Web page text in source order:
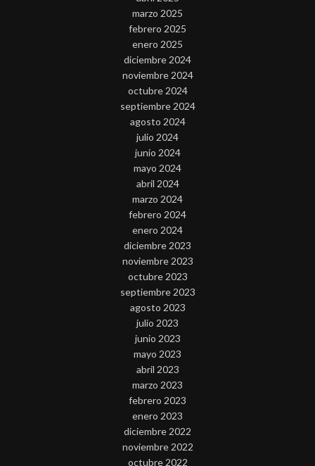
marzo 2025
febrero 2025
enero 2025
diciembre 2024
noviembre 2024
octubre 2024
septiembre 2024
agosto 2024
julio 2024
junio 2024
mayo 2024
abril 2024
marzo 2024
febrero 2024
enero 2024
diciembre 2023
noviembre 2023
octubre 2023
septiembre 2023
agosto 2023
julio 2023
junio 2023
mayo 2023
abril 2023
marzo 2023
febrero 2023
enero 2023
diciembre 2022
noviembre 2022
octubre 2022